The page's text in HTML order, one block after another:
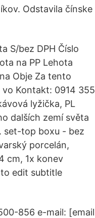
Odstavila čínske
S/bez DPH Číslo
na PP Lehota
Obje Za tento
Kontakt: 0914 355
lyžička, PL
dalších zemí světa
set-top boxu - bez
porcelán,
cm, 1x konev
edit subtitle
856 e-mail: [email